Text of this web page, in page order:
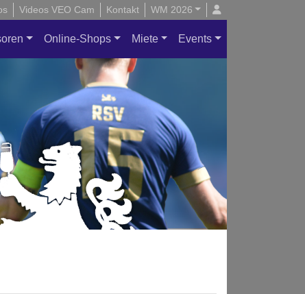
Videos VEO Cam Kontakt WM 2026
Online-Shops Miete Events